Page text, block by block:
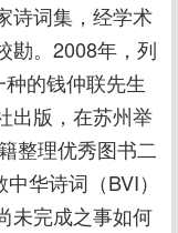
诗词集，经学术
勘。2008年，列
种的钱仲联先生
出版，在苏州举
整理优秀图书二
华诗词（BVI）
未完成之事如何